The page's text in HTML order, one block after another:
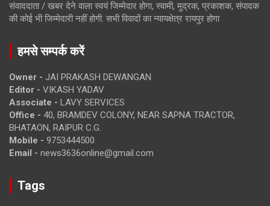
संवाददाता / खबर देने वाला स्वयं जिम्मेदार होगा, स्वामी, मुद्रक, प्रकाशक, संपादक
की कोई भी जिम्मेदारी नहीं होगी. सभी विवादों का न्यायक्षेत्र रायपुर होगा
हमसे सम्पर्क करें
Owner - JAI PRAKASH DEWANGAN
Editor - VIKASH YADAV
Associate - LAVY SERVICES
Office - 40, BRAMDEV COLONY, NEAR SAPNA TRACTOR,
BHATAON, RAIPUR C.G.
Mobile - 9753444500
Email - news3636online@gmail.com
Tags